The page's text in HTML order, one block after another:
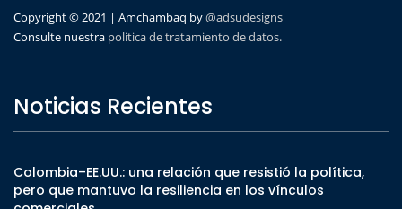
Copyright © 2021 | Amchambaq by@adsudesigns
Consulte nuestra politica de tratamiento de datos.
Noticias Recientes
Colombia–EE.UU.: una relación que resistió la política,
pero que mantuvo la resiliencia en los vínculos